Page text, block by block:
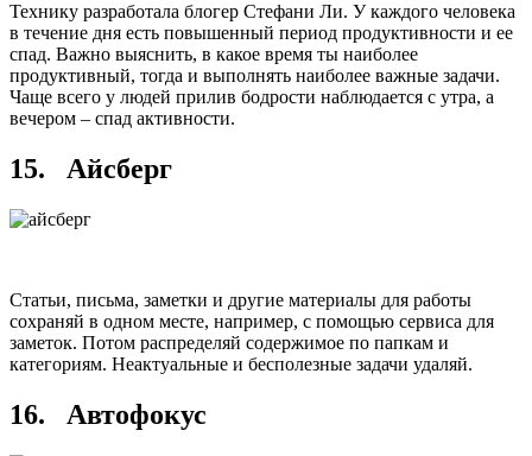
Технику разработала блогер Стефани Ли. У каждого человека
в течение дня есть повышенный период продуктивности и ее
спад. Важно выяснить, в какое время ты наиболее
продуктивный, тогда и выполнять наиболее важные задачи.
Чаще всего у людей прилив бодрости наблюдается с утра, а
вечером – спад активности.
15. Айсберг
Статьи, письма, заметки и другие материалы для работы
сохраняй в одном месте, например, с помощью сервиса для
заметок. Потом распределяй содержимое по папкам и
категориям. Неактуальные и бесполезные задачи удаляй.
16. Автофокус